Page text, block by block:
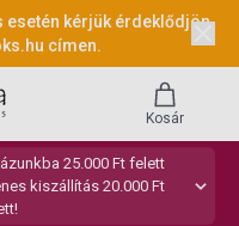
kérjük érdeklődjön
címen.
25.000 Ft felett
kiszállítás 20.000 Ft
Kosár